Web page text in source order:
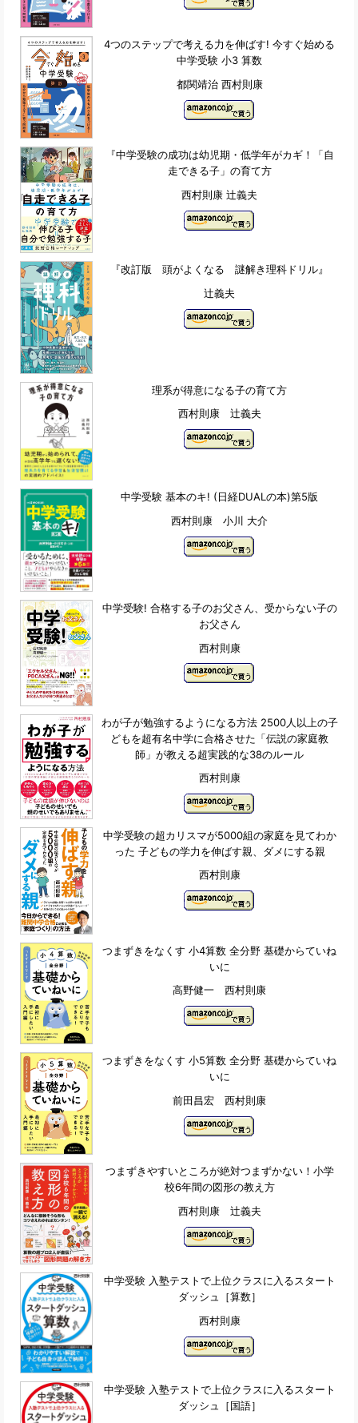
4つのステップで考える力を伸ばす! 今すぐ始める
中学受験 小3 算数
都関靖治 西村則康
『中学受験の成功は幼児期・低学年がカギ！「自
走できる子」の育て方
西村則康 辻義夫
『改訂版 頭がよくなる 謎解き理科ドリル』
辻義夫
理系が得意になる子の育て方
西村則康 辻義夫
中学受験 基本のキ! (日経DUALの本)第5版
西村則康 小川 大介
中学受験! 合格する子のお父さん、受からない子の
お父さん
西村則康
わが子が勉強するようになる方法 2500人以上の子
どもを超有名中学に合格させた「伝説の家庭教
師」が教える超実践的な38のルール
西村則康
中学受験の超カリスマが5000組の家庭を見てわか
った 子どもの学力を伸ばす親、ダメにする親
西村則康
つまずきをなくす 小4算数 全分野 基礎からていね
いに
高野健一 西村則康
つまずきをなくす 小5算数 全分野 基礎からていね
いに
前田昌宏 西村則康
つまずきやすいところが絶対つまずかない！小学
校6年間の図形の教え方
西村則康 辻義夫
中学受験 入塾テストで上位クラスに入るスタート
ダッシュ［算数］
西村則康
中学受験 入塾テストで上位クラスに入るスタート
ダッシュ［国語］